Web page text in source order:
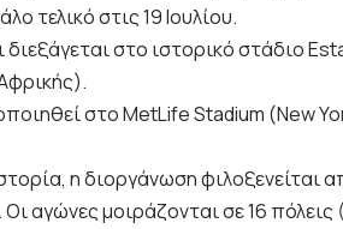
τελικό στις 19 Ιουλίου.
διεξάγεται στο ιστορικό στάδιο
στο MetLife Stadium (New
η διοργάνωση φιλοξενείται
αγώνες μοιράζονται σε 16 πόλεις